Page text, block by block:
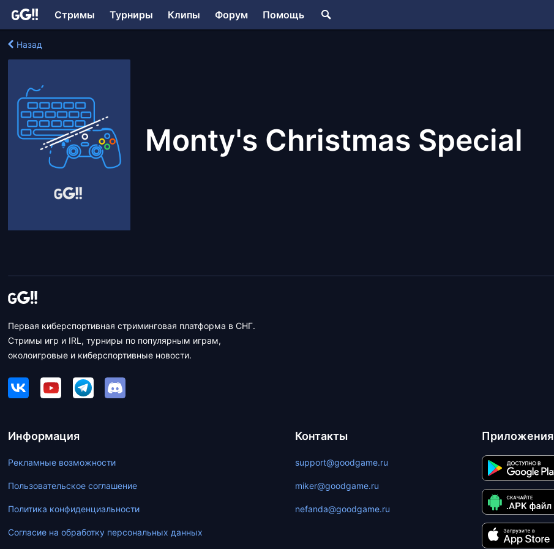
Стримы Турниры Клипы Форум Помощь
Назад
Monty's Christmas Special
Первая киберспортивная стриминговая платформа в СНГ.
Стримы игр и IRL, турниры по популярным играм,
околоигровые и киберспортивные новости.
Информация
Рекламные возможности
Пользовательское соглашение
Политика конфиденциальности
Согласие на обработку персональных данных
Контакты
support@goodgame.ru
miker@goodgame.ru
nefanda@goodgame.ru
Приложения